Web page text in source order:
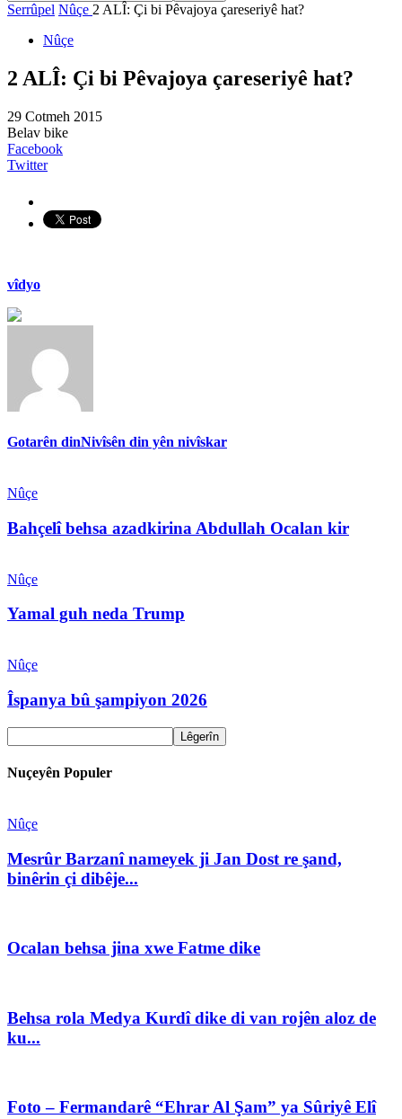
Serrûpel Nûçe 2 ALÎ: Çi bi Pêvajoya çareseriyê hat?
Nûçe
2 ALÎ: Çi bi Pêvajoya çareseriyê hat?
29 Cotmeh 2015
Belav bike
Facebook
Twitter
vîdyo
Gotarên dinNivîsên din yên nivîskar
Nûçe
Bahçelî behsa azadkirina Abdullah Ocalan kir
Nûçe
Yamal guh neda Trump
Nûçe
Îspanya bû şampiyon 2026
Nuçeyên Populer
Nûçe
Mesrûr Barzanî nameyek ji Jan Dost re şand,
binêrin çi dibêje...
Ocalan behsa jina xwe Fatme dike
Behsa rola Medya Kurdî dike di van rojên aloz de
ku...
Foto – Fermandarê “Ehrar Al Şam” ya Sûriyê Elî